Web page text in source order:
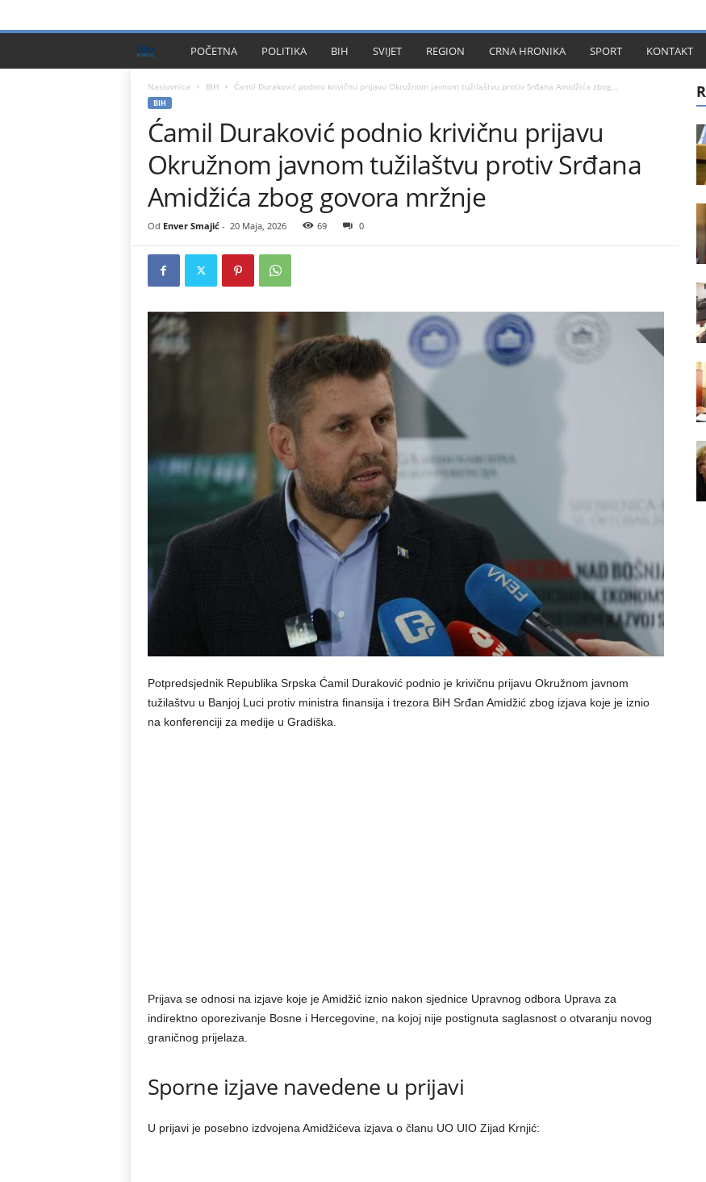
I
l
u
POČETNA POLITIKA BIH SVIJET REGION CRNA HRONIKA SPORT KONTAKT
Naslovnica BIH Ćamil Duraković podnio krivičnu prijavu Okružnom javnom tužilaštvu protiv Srđana Amidžića zbog...
BIH
Ćamil Duraković podnio krivičnu prijavu
Okružnom javnom tužilaštvu protiv Srđana
Amidžića zbog govora mržnje
Od Enver Smajić- 20 Maja, 2026 69 0
Potpredsjednik Republika Srpska Ćamil Duraković podnio je krivičnu prijavu Okružnom javnom
tužilaštvu u Banjoj Luci protiv ministra finansija i trezora BiH Srđan Amidžić zbog izjava koje je iznio
na konferenciji za medije u Gradiška.
Prijava se odnosi na izjave koje je Amidžić iznio nakon sjednice Upravnog odbora Uprava za
indirektno oporezivanje Bosne i Hercegovine, na kojoj nije postignuta saglasnost o otvaranju novog
graničnog prijelaza.
Sporne izjave navedene u prijavi
U prijavi je posebno izdvojena Amidžićeva izjava o članu UO UIO Zijad Krnjić: